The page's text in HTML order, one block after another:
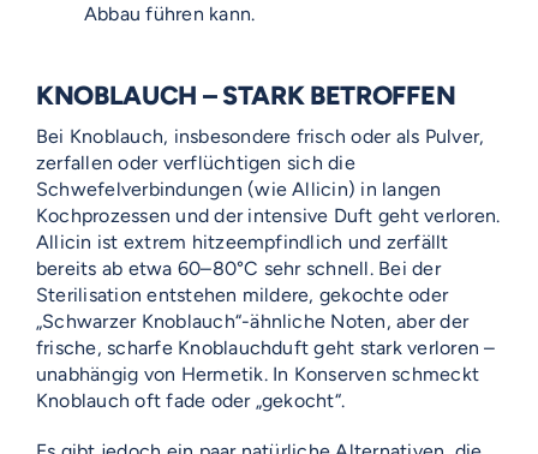
Abbau führen kann.
KNOBLAUCH – STARK BETROFFEN
Bei Knoblauch, insbesondere frisch oder als Pulver,
zerfallen oder verflüchtigen sich die
Schwefelverbindungen (wie Allicin) in langen
Kochprozessen und der intensive Duft geht verloren.
Allicin ist extrem hitzeempfindlich und zerfällt
bereits ab etwa 60–80°C sehr schnell. Bei der
Sterilisation entstehen mildere, gekochte oder
„Schwarzer Knoblauch“-ähnliche Noten, aber der
frische, scharfe Knoblauchduft geht stark verloren –
unabhängig von Hermetik. In Konserven schmeckt
Knoblauch oft fade oder „gekocht“.